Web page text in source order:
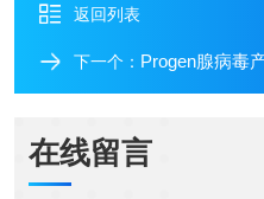
返回列表
下一个： Progen腺病毒
在线留言